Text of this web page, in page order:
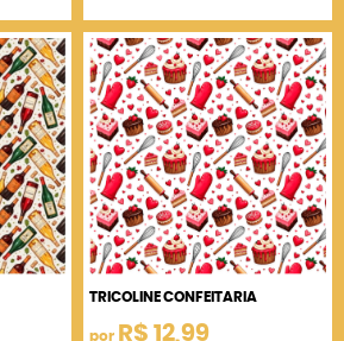
TRICOLINE CONFEITARIA
por R$ 12,99